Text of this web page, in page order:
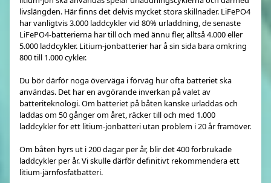
livslängden. Här finns det delvis mycket stora skillnader. LiFePO4
har vanligtvis 3.000 laddcykler vid 80% urladdning, de senaste
LiFePO4-batterierna har till och med ännu fler, alltså 4.000 eller
5.000 laddcykler. Litium-jonbatterier har å sin sida bara omkring
800 till 1.000 cykler.
Du bör därför noga överväga i förväg hur ofta batteriet ska
användas. Det har en avgörande inverkan på valet av
batteriteknologi. Om batteriet på båten kanske urladdas och
laddas om 50 gånger om året, räcker till och med 1.000
laddcykler för ett litium-jonbatteri utan problem i 20 år framöver.
Om båten hyrs ut i 200 dagar per år, blir det 400 förbrukade
laddcykler per år. Vi skulle därför definitivt rekommendera ett
litium-järnfosfatbatteri.